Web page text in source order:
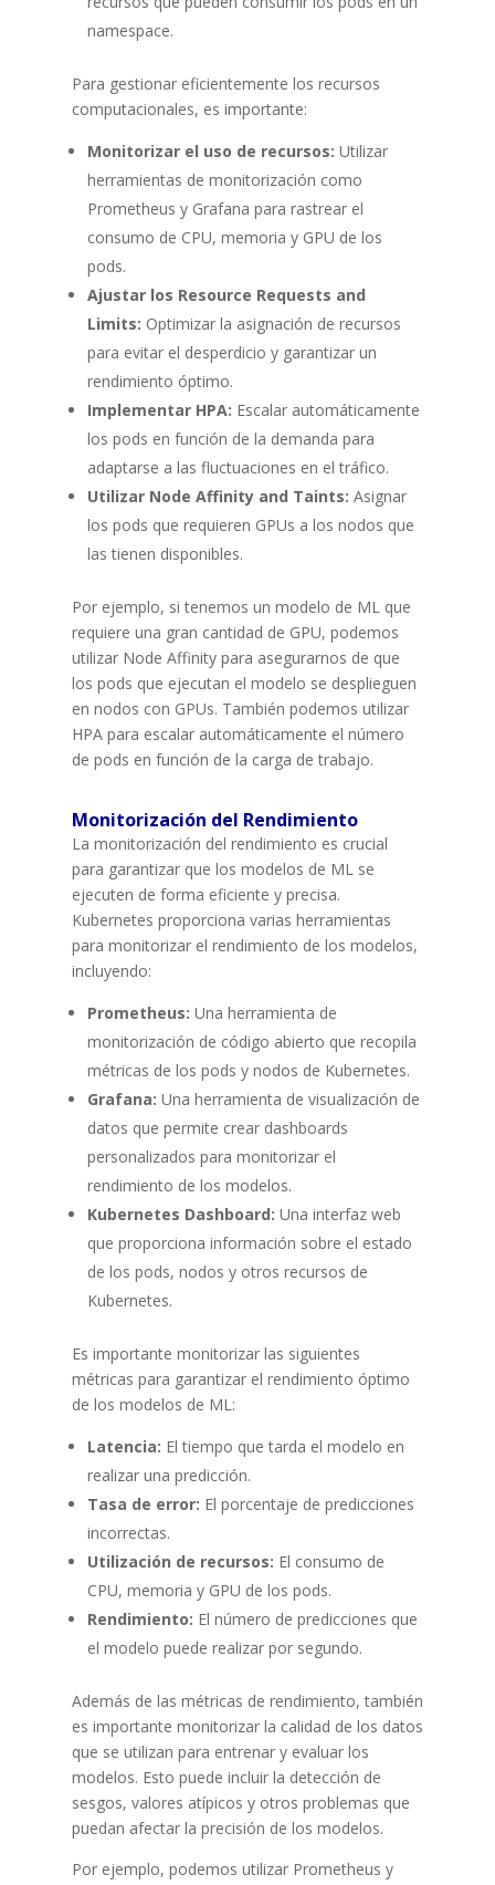
namespace.
Para gestionar eficientemente los recursos
computacionales, es importante:
Monitorizar el uso de recursos: Utilizar
herramientas de monitorización como
Prometheus y Grafana para rastrear el
consumo de CPU, memoria y GPU de los
pods.
Ajustar los Resource Requests and
Limits: Optimizar la asignación de recursos
para evitar el desperdicio y garantizar un
rendimiento óptimo.
Implementar HPA: Escalar automáticamente
los pods en función de la demanda para
adaptarse a las fluctuaciones en el tráfico.
Utilizar Node Affinity and Taints: Asignar
los pods que requieren GPUs a los nodos que
las tienen disponibles.
Por ejemplo, si tenemos un modelo de ML que
requiere una gran cantidad de GPU, podemos
utilizar Node Affinity para asegurarnos de que
los pods que ejecutan el modelo se desplieguen
en nodos con GPUs. También podemos utilizar
HPA para escalar automáticamente el número
de pods en función de la carga de trabajo.
Monitorización del Rendimiento
La monitorización del rendimiento es crucial
para garantizar que los modelos de ML se
ejecuten de forma eficiente y precisa.
Kubernetes proporciona varias herramientas
para monitorizar el rendimiento de los modelos,
incluyendo:
Prometheus: Una herramienta de
monitorización de código abierto que recopila
métricas de los pods y nodos de Kubernetes.
Grafana: Una herramienta de visualización de
datos que permite crear dashboards
personalizados para monitorizar el
rendimiento de los modelos.
Kubernetes Dashboard: Una interfaz web
que proporciona información sobre el estado
de los pods, nodos y otros recursos de
Kubernetes.
Es importante monitorizar las siguientes
métricas para garantizar el rendimiento óptimo
de los modelos de ML:
Latencia: El tiempo que tarda el modelo en
realizar una predicción.
Tasa de error: El porcentaje de predicciones
incorrectas.
Utilización de recursos: El consumo de
CPU, memoria y GPU de los pods.
Rendimiento: El número de predicciones que
el modelo puede realizar por segundo.
Además de las métricas de rendimiento, también
es importante monitorizar la calidad de los datos
que se utilizan para entrenar y evaluar los
modelos. Esto puede incluir la detección de
sesgos, valores atípicos y otros problemas que
puedan afectar la precisión de los modelos.
Por ejemplo, podemos utilizar Prometheus y